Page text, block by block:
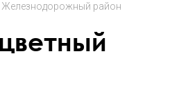
Железнодорожный район